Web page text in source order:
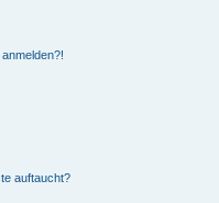
auftaucht?